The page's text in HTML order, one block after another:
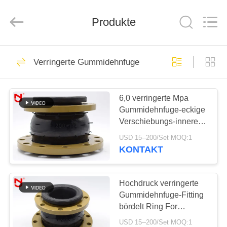
HAUS
PRODUKTE
SHOW
ÜBER
UNS
FABRIK-
Shock
Absorber
Gummidehnfuge
des einzelnen
Bereichs
175
Verlegte Dehnfuge
49
Produkte
Verringerte Gummidehnfuge
6,0 verringerte Mpa
Gummidehnfuge-eckige
Verschiebungs-inneres
nahtloses
USD 15--200/Set MOQ:1
KONTAKT
Hochdruck verringerte
Gummidehnfuge-Fitting
bördelt Ring For
Compressed Air
USD 15--200/Set MOQ:1